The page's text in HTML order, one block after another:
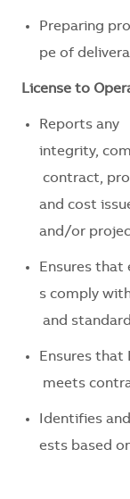
Preparing
pe of
License to
Reports any
integrity,
contract,
and cost
and/or
Ensures that
s comply
and
Ensures that
meets
Identifies and
ests based